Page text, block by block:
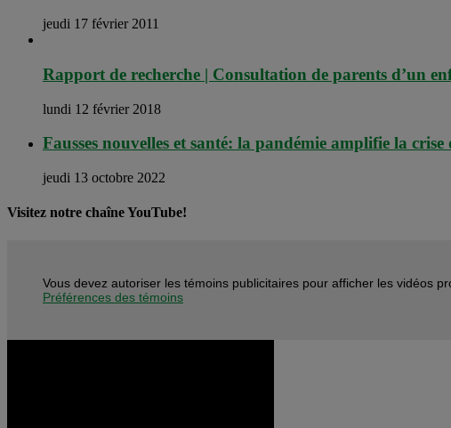
jeudi 17 février 2011
Rapport de recherche | Consultation de parents d’un
lundi 12 février 2018
Fausses nouvelles et santé: la pandémie amplifie la crise
jeudi 13 octobre 2022
Visitez notre chaîne YouTube!
Vous devez autoriser les témoins publicitaires pour afficher les vidéos
Préférences des témoins